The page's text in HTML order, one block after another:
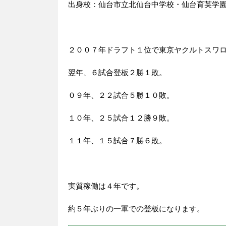
出身校：仙台市立北仙台中学校・仙台育英学
２００７年ドラフト１位で東京ヤクルトスワ
翌年、６試合登板２勝１敗。
０９年、２２試合５勝１０敗。
１０年、２５試合１２勝９敗。
１１年、１５試合７勝６敗。
実質稼働は４年です。
約５年ぶりの一軍での登板になります。